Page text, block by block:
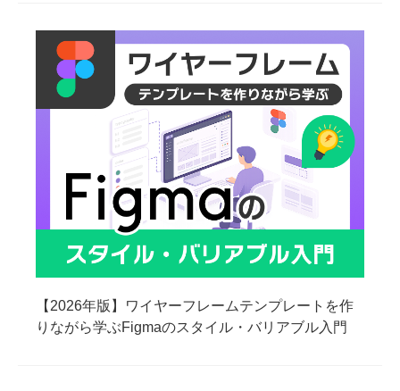
【2026年版】ワイヤーフレームテンプレートを作
りながら学ぶFigmaのスタイル・バリアブル入門